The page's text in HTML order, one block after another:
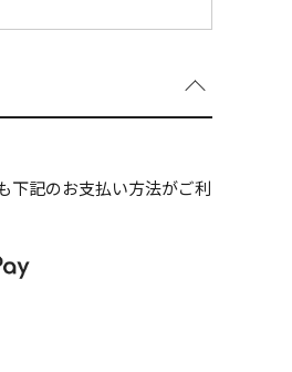
下記のお支払い方法がご利